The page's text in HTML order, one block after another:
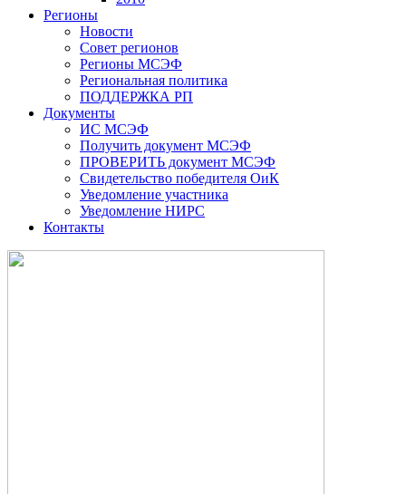
Регионы
Новости
Совет регионов
Регионы МСЭФ
Региональная политика
ПОДДЕРЖКА РП
Документы
ИС МСЭФ
Получить документ МСЭФ
ПРОВЕРИТЬ документ МСЭФ
Свидетельство победителя ОиК
Уведомление участника
Уведомление НИРС
Контакты